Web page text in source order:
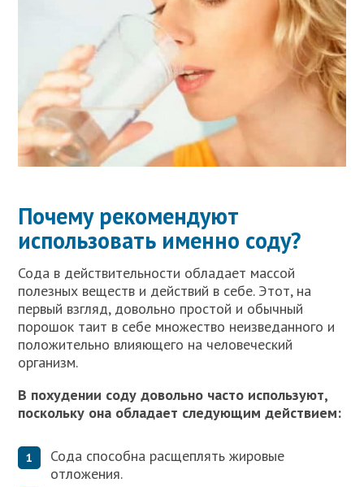
Почему рекомендуют
использовать именно соду?
Сода в действительности обладает массой
полезных веществ и действий в себе. Этот, на
первый взгляд, довольно простой и обычный
порошок таит в себе множество неизведанного и
положительно влияющего на человеческий
организм.
В похудении соду довольно часто используют,
поскольку она обладает следующим действием:
Сода способна расщеплять жировые
отложения.